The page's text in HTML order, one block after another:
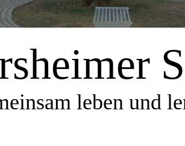
leben und